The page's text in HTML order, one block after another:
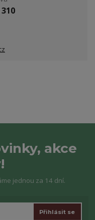
akce
jednou za 14 dní.
Přihlásit se